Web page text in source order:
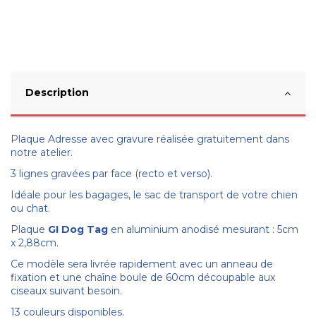
Description
Plaque Adresse avec gravure réalisée gratuitement dans
notre atelier.
3 lignes gravées par face (recto et verso).
Idéale pour les bagages, le sac de transport de votre chien
ou chat.
Plaque GI Dog Tag en aluminium anodisé mesurant : 5cm
x 2,88cm.
Ce modèle sera livrée rapidement avec un anneau de
fixation et une chaîne boule de 60cm découpable aux
ciseaux suivant besoin.
13 couleurs disponibles.